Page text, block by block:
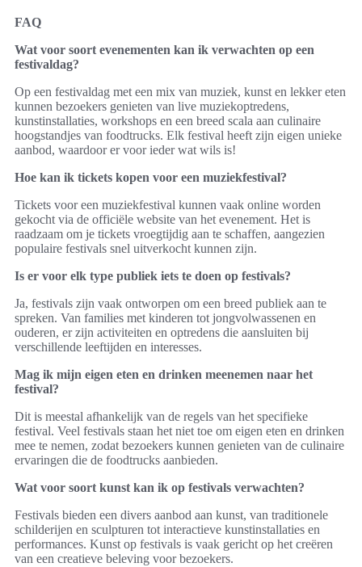
FAQ
Wat voor soort evenementen kan ik verwachten op een
festivaldag?
Op een festivaldag met een mix van muziek, kunst en lekker eten
kunnen bezoekers genieten van live muziekoptredens,
kunstinstallaties, workshops en een breed scala aan culinaire
hoogstandjes van foodtrucks. Elk festival heeft zijn eigen unieke
aanbod, waardoor er voor ieder wat wils is!
Hoe kan ik tickets kopen voor een muziekfestival?
Tickets voor een muziekfestival kunnen vaak online worden
gekocht via de officiële website van het evenement. Het is
raadzaam om je tickets vroegtijdig aan te schaffen, aangezien
populaire festivals snel uitverkocht kunnen zijn.
Is er voor elk type publiek iets te doen op festivals?
Ja, festivals zijn vaak ontworpen om een breed publiek aan te
spreken. Van families met kinderen tot jongvolwassenen en
ouderen, er zijn activiteiten en optredens die aansluiten bij
verschillende leeftijden en interesses.
Mag ik mijn eigen eten en drinken meenemen naar het
festival?
Dit is meestal afhankelijk van de regels van het specifieke
festival. Veel festivals staan het niet toe om eigen eten en drinken
mee te nemen, zodat bezoekers kunnen genieten van de culinaire
ervaringen die de foodtrucks aanbieden.
Wat voor soort kunst kan ik op festivals verwachten?
Festivals bieden een divers aanbod aan kunst, van traditionele
schilderijen en sculpturen tot interactieve kunstinstallaties en
performances. Kunst op festivals is vaak gericht op het creëren
van een creatieve beleving voor bezoekers.